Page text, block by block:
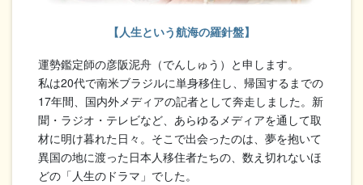
【人生という航海の羅針盤】
運勢鑑定師の彦阪泥舟（でんしゅう）と申します。
私は20代で南米ブラジルに単身移住し、帰国するまでの
17年間、国内外メディアの記者として奔走しました。新
聞・ラジオ・テレビなど、あらゆるメディアを通して取
材に明け暮れた日々。そこで出会ったのは、夢を抱いて
異国の地に渡った日本人移住者たちの、数え切れないほ
どの「人生のドラマ」でした。